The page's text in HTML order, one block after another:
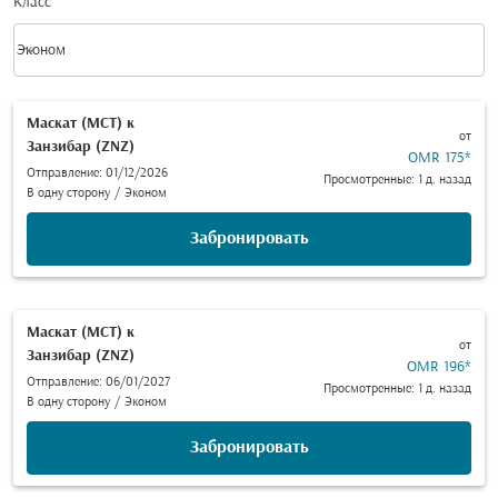
Класс option Эконом Selected
Эконом
keyboard_arrow_down
Маскат (MCT) к
Занзибар (ZNZ)
Отправление: 01/12/2026
В одну сторону / Эконом
от
OMR 175*
Просмотренные: 1 д. назад
Забронировать
Маскат (MCT) к
Занзибар (ZNZ)
Отправление: 06/01/2027
В одну сторону / Эконом
от
OMR 196*
Просмотренные: 1 д. назад
Забронировать